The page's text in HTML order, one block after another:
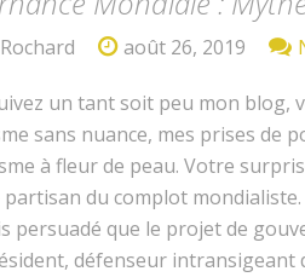
août 26, 2019
un tant soit peu mon blog,
sans nuance, mes pris­es de
à fleur de peau. Votre
du com­plot mondialiste.
per­suadé que le pro­jet de
défenseur intran­sigeant